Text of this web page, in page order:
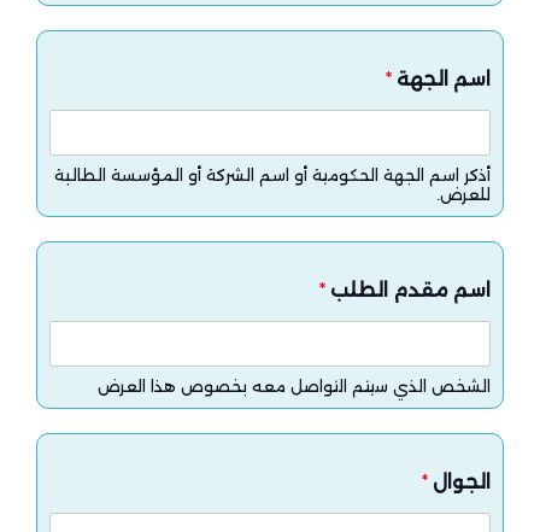
اسم الجهة *
أذكر اسم الجهة الحكومية أو اسم الشركة أو المؤسسة الطالبة
للعرض.
اسم مقدم الطلب *
الشخص الذي سيتم التواصل معه بخصوص هذا العرض
الجوال *